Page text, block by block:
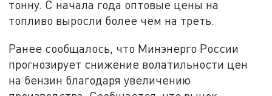
тонну. С начала года оптовые цены на
топливо выросли более чем на треть.
Ранее сообщалось, что Минэнерго России
прогнозирует снижение волатильности цен
на бензин благодаря увеличению